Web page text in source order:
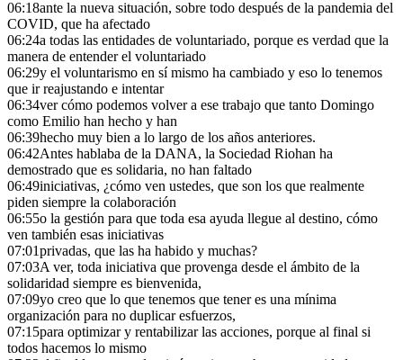
06:18ante la nueva situación, sobre todo después de la pandemia del
COVID, que ha afectado
06:24a todas las entidades de voluntariado, porque es verdad que la
manera de entender el voluntariado
06:29y el voluntarismo en sí mismo ha cambiado y eso lo tenemos
que ir reajustando e intentar
06:34ver cómo podemos volver a ese trabajo que tanto Domingo
como Emilio han hecho y han
06:39hecho muy bien a lo largo de los años anteriores.
06:42Antes hablaba de la DANA, la Sociedad Riohan ha
demostrado que es solidaria, no han faltado
06:49iniciativas, ¿cómo ven ustedes, que son los que realmente
piden siempre la colaboración
06:55o la gestión para que toda esa ayuda llegue al destino, cómo
ven también esas iniciativas
07:01privadas, que las ha habido y muchas?
07:03A ver, toda iniciativa que provenga desde el ámbito de la
solidaridad siempre es bienvenida,
07:09yo creo que lo que tenemos que tener es una mínima
organización para no duplicar esfuerzos,
07:15para optimizar y rentabilizar las acciones, porque al final si
todos hacemos lo mismo